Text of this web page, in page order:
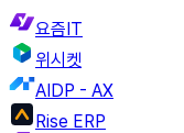
요즘IT
위시켓
AIDP - AX
Rise ERP